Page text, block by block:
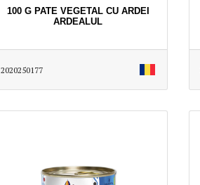
100 G PATE VEGETAL CU ARDEI
ARDEALUL
2020250177